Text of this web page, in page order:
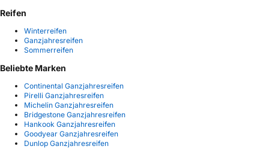
Reifen
Winterreifen
Ganzjahresreifen
Sommerreifen
Beliebte Marken
Continental Ganzjahresreifen
Pirelli Ganzjahresreifen
Michelin Ganzjahresreifen
Bridgestone Ganzjahresreifen
Hankook Ganzjahresreifen
Goodyear Ganzjahresreifen
Dunlop Ganzjahresreifen